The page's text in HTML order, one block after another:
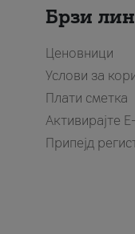
Брзи
Ценовници
Услови за
Плати сметка
Активирајте
Припејд